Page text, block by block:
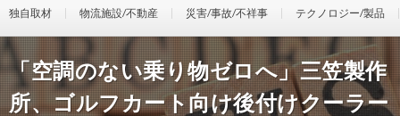
独自取材 物流施設/不動産 災害/事故/不祥事 テクノロジー/製品
「空調のない乗り物ゼロへ」三笠製作
所、ゴルフカート向け後付けクーラー